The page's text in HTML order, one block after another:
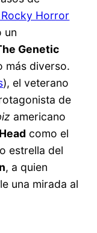
Horror
un
Genetic
más diverso.
), el veterano
de
americano
como el
estrella del
, a quien
una mirada al